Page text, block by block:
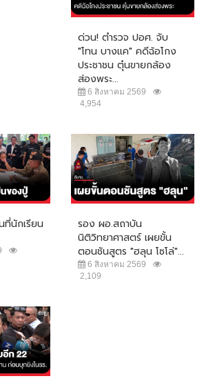
ด่วน! ตำรวจ ปอศ. จับ
"โทน บางแค" คดีฉ้อโกง
ประชาชน ตุ๋นขายกล้อง
ส่องพระ...
6 สิงหาคม 2569
4,954
ที่นักเรียน
รอง ผอ.สถาบัน
นิติวิทยาศาสตร์ เผยขั้น
ตอนชันสูตร "ฮลุน โซโล่"...
6 สิงหาคม 2569
2,109